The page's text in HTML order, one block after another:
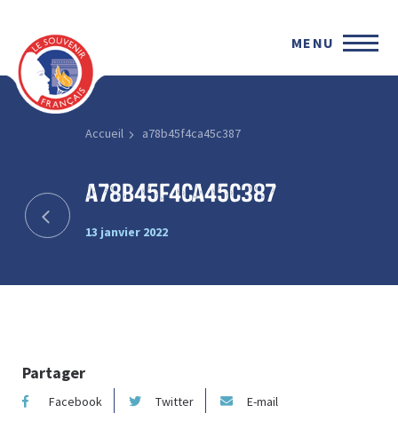
MENU
Accueil a78b45f4ca45c387
a78b45f4ca45c387
13 janvier 2022
Partager
Facebook Twitter E-mail